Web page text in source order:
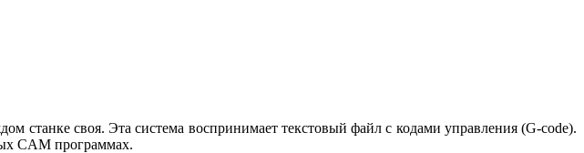
станке своя. Эта система воспринимает текстовый файл с кодами управления (G-code).
CAM программах.